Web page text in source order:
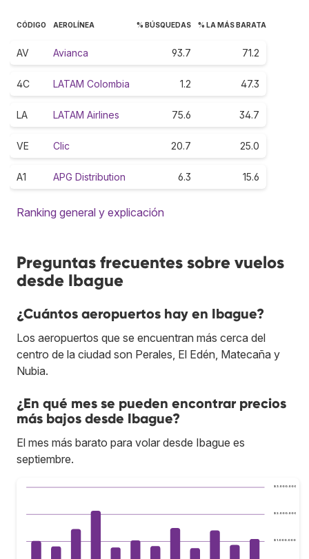
CÓDIGO AEROLÍNEA % BÚSQUEDAS % LA MÁS BARATA
AV Avianca 93.7 71.2
4C LATAM Colombia 1.2 47.3
LA LATAM Airlines 75.6 34.7
VE Clic 20.7 25.0
A1 APG Distribution 6.3 15.6
Ranking general y explicación
Preguntas frecuentes sobre vuelos
desde Ibague
¿Cuántos aeropuertos hay en Ibague?
Los aeropuertos que se encuentran más cerca del
centro de la ciudad son Perales, El Edén, Matecaña y
Nubia.
¿En qué mes se pueden encontrar precios
más bajos desde Ibague?
El mes más barato para volar desde Ibague es
septiembre.
$ 1.000.000
$ 2.000.000
$ 3.000.000